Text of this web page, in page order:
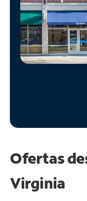
Administrar
cuenta
Encuentra
una
tienda
Ofertas
Virginia